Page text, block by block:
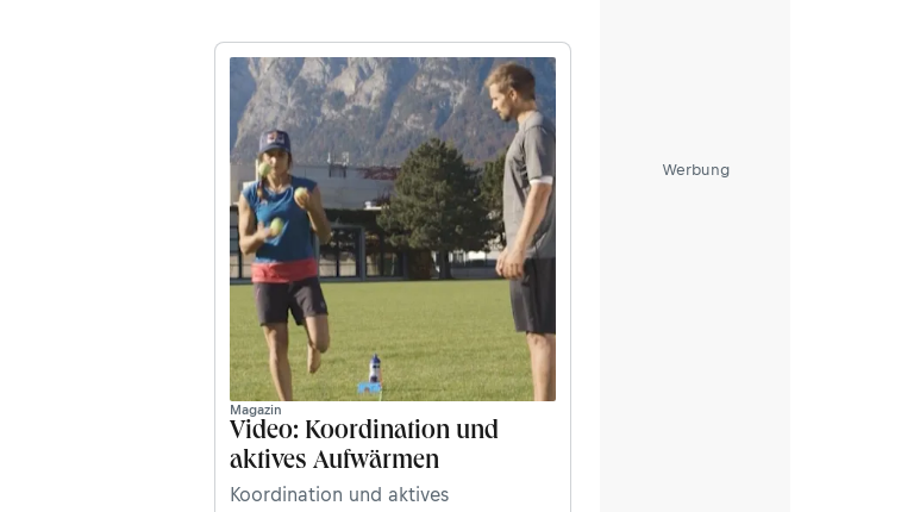
Werbung
Magazin
Video: Koordination und
aktives Aufwärmen
Koordination und aktives